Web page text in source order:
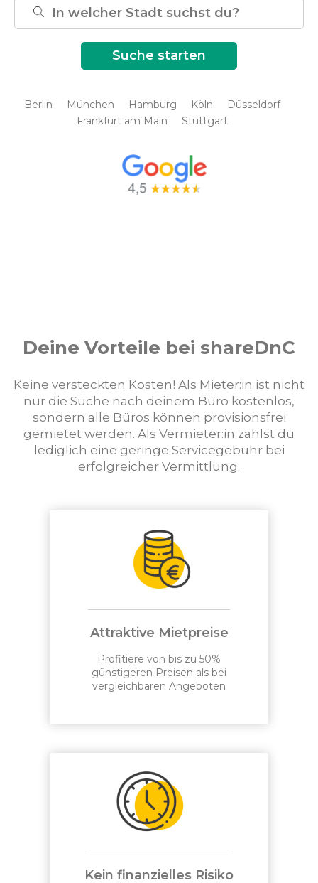
Berlin München Hamburg Köln
Düsseldorf
Frankfurt am Main
Stuttgart
Deine Vorteile bei shareDnC
Keine versteckten Kosten! Als Mieter:in ist nicht
nur die Suche nach deinem Büro kostenlos,
sondern alle Büros können provisionsfrei
gemietet werden. Als Vermieter:in zahlst du
lediglich eine geringe Servicegebühr bei
erfolgreicher Vermittlung.
Attraktive Mietpreise
Profitiere von bis zu 50%
günstigeren Preisen als bei
vergleichbaren Angeboten
Kein finanzielles Risiko